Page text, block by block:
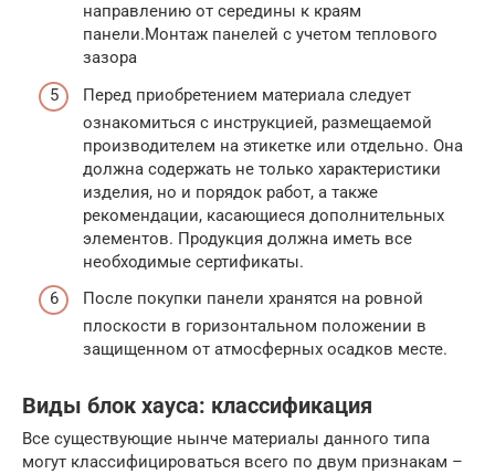
направлению от середины к краям
панели.Монтаж панелей с учетом теплового
зазора
Перед приобретением материала следует
ознакомиться с инструкцией, размещаемой
производителем на этикетке или отдельно. Она
должна содержать не только характеристики
изделия, но и порядок работ, а также
рекомендации, касающиеся дополнительных
элементов. Продукция должна иметь все
необходимые сертификаты.
После покупки панели хранятся на ровной
плоскости в горизонтальном положении в
защищенном от атмосферных осадков месте.
Виды блок хауса: классификация
Все существующие нынче материалы данного типа
могут классифицироваться всего по двум признакам –